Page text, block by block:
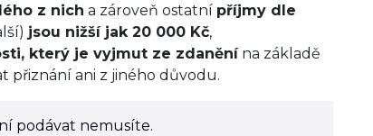
z nich a zároveň ostatní příjmy dle
jsou nižší jak 20 000 Kč,
který je vyjmut ze zdaněnína základě
přiznání ani z jiného důvodu.
podávat nemusíte.